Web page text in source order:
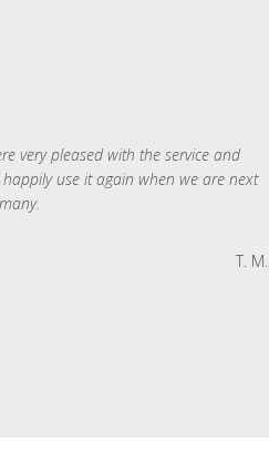
very pleased with the service and
use it again when we are next
T. M.